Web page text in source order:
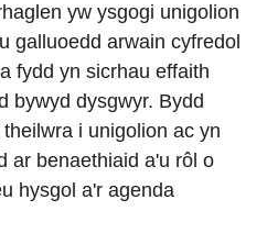
yw ysgogi unigolion
galluoedd arwain cyfredol
fydd yn sicrhau effaith
bywyd dysgwyr. Bydd
theilwra i unigolion ac yn
ar benaethiaid a'u rôl o
hysgol a'r agenda